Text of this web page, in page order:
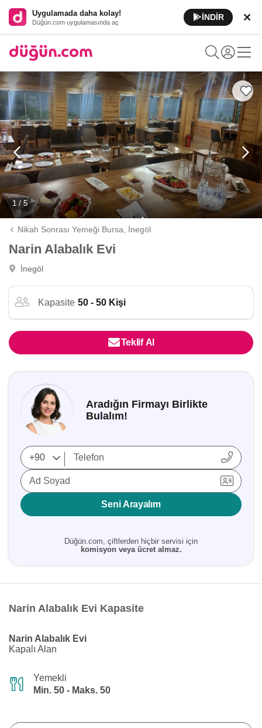
Uygulamada daha kolay!
Düğün.com uygulamasında aç
İNDİR
1 / 5
Nikah Sonrası Yemeği Bursa, İnegöl
Narin Alabalık Evi
İnegöl
Kapasite 50 - 50 Kişi
Teklif Al
Aradığın Firmayı Birlikte
Bulalım!
Ad Soyad
Seni Arayalım
Düğün.com, çiftlerden hiçbir servisi için
komisyon veya ücret almaz.
Narin Alabalık Evi Kapasite
Narin Alabalık Evi
Kapalı Alan
Yemekli
Min. 50 - Maks. 50